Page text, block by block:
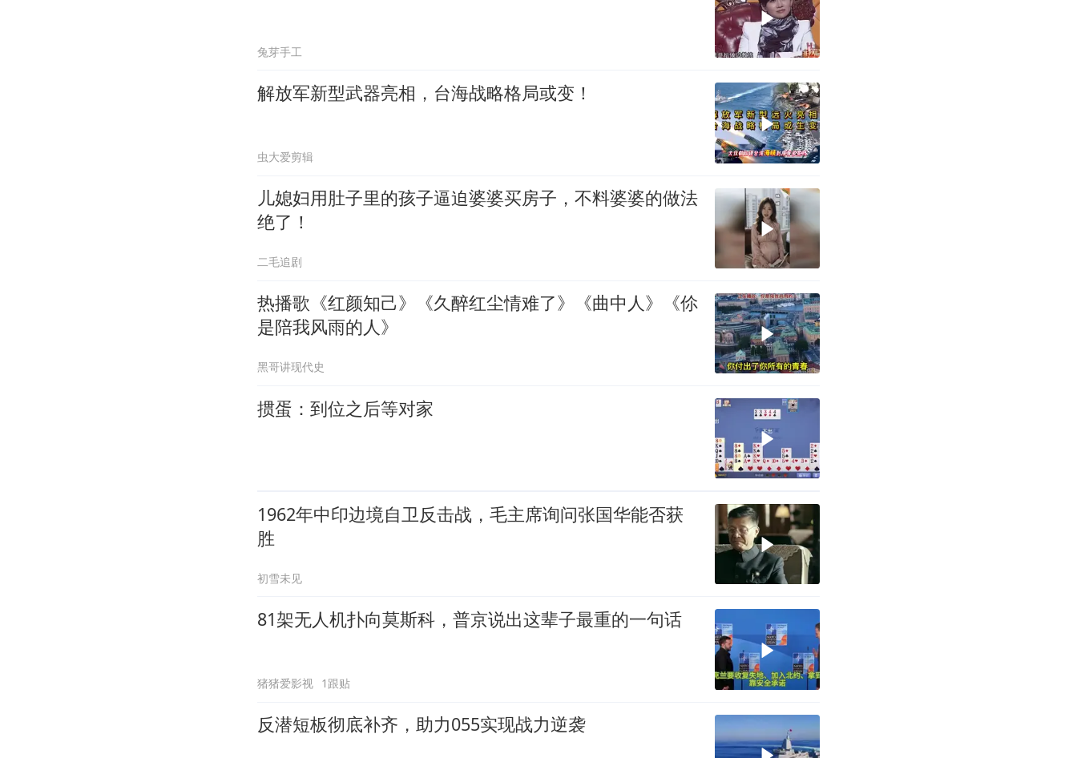
兔芽手工
解放军新型武器亮相，台海战略格局或变！
虫大爱剪辑
儿媳妇用肚子里的孩子逼迫婆婆买房子，不料婆婆的做法
绝了！
二毛追剧
热播歌《红颜知己》《久醉红尘情难了》《曲中人》《伱
是陪我风雨的人》
黑哥讲现代史
掼蛋：到位之后等对家
1962年中印边境自卫反击战，毛主席询问张国华能否获
胜
初雪未见
81架无人机扑向莫斯科，普京说出这辈子最重的一句话
猪猪爱影视 1跟贴
反潜短板彻底补齐，助力055实现战力逆袭